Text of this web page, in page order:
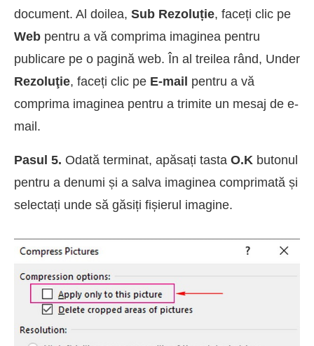
document. Al doilea, Sub Rezoluție, faceți clic pe
Web pentru a vă comprima imaginea pentru
publicare pe o pagină web. În al treilea rând, Under
Rezoluţie, faceți clic pe E-mail pentru a vă
comprima imaginea pentru a trimite un mesaj de e-
mail.
Pasul 5. Odată terminat, apăsați tasta O.K butonul
pentru a denumi și a salva imaginea comprimată și
selectați unde să găsiți fișierul imagine.